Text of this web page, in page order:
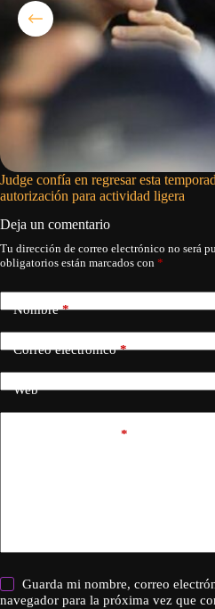
Judge confía en regresar esta
autorización para actividad ligera
Deja un comentario
Tu dirección de correo electrónico no será
obligatorios están marcados con *
Nombre*
Correo electrónico*
Web
*
Guarda mi nombre, correo
navegador para la próxima vez que